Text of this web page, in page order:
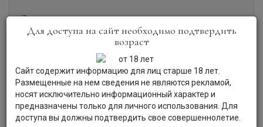
Органолептические характеристики:
Вино насыщенного рубиново-красного цвета.
Роскошный, сложный аромат вина наполнен
тонами ладана, черной вишни, свежих
средиземноморских трав и сладкого табака, нотами
фиалки, ментола, лесных ягод и специй, нюансами
вешенок, маслин и цитрусового масла.
Вкус:Вкус вина насыщенный, плотный, глубокий,
Для доступа на сайт необходимо подтвердить
возраст
Сайт содержит информацию для лиц старше 18 лет.
Размещенные на нем сведения не являются рекламой,
носят исключительно информационный характер и
предназначены только для личного использования. Для
доступа вы должны подтвердить свое совершеннолетие.